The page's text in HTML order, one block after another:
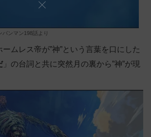
ンマン198話より
ムレス帝が”神”という言葉を口にした
」の台詞と共に突然月の裏から”神”が現